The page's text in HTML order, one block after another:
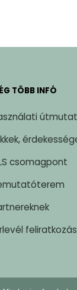
TÖBB INFÓ
csomagpont
feliratkozás